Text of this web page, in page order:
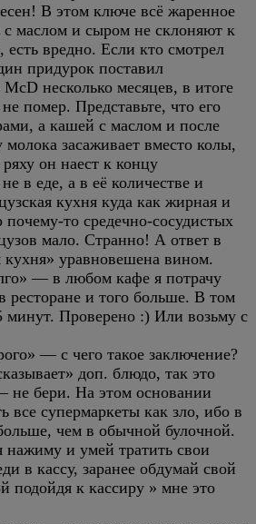
В этом ключе всё жаренное
маслом и сыром не склоняют к
вредно. Если кто смотрел
придурок поставил
несколько месяцев, в итоге
помер. Представьте, что его
а кашей с маслом и после
засаживает вместо колы,
он наест к концу
в еде, а в её количестве и
кухня куда как жирная и
почему-то средечно-сосудистых
мало. Странно! А ответ в
кухня» уравновешена вином.
— в любом кафе я потрачу
и того больше. В том
минут. Проверено :) Или возьму с
— с чего такое заключение?
доп. блюдо, так это
не бери. На этом основании
все супермаркеты как зло, ибо в
чем в обычной булочной.
нажиму и умей тратить свои
в кассу, заранее обдумай свой
подойдя к кассиру » мне это